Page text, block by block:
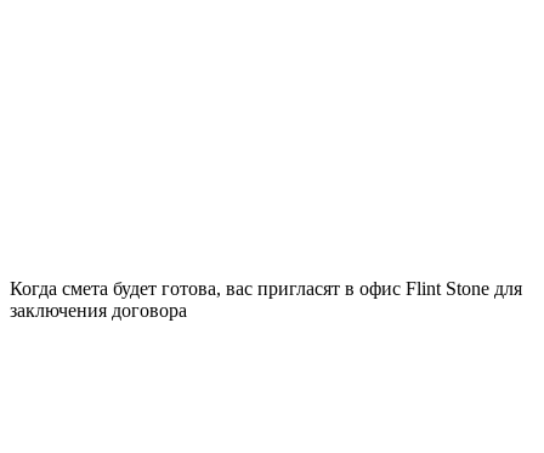
Когда смета будет готова, вас пригласят в офис Flint Stone для
заключения договора